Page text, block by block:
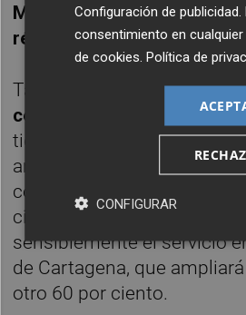
Madrid, Barcelona, Tortosa
récords de producción.
También se refirió a la
centro de Gerona
, que ha
tiempos de servicio a la
ampliación del de Almería,
con una superficie adicional
ciento de su tamaño, y 'ha
sensiblemente el servicio
de Cartagena, que
otro 60 por ciento.
Configuración de publicidad
consentimiento en
de cookies .Política de
CONFIGURAR